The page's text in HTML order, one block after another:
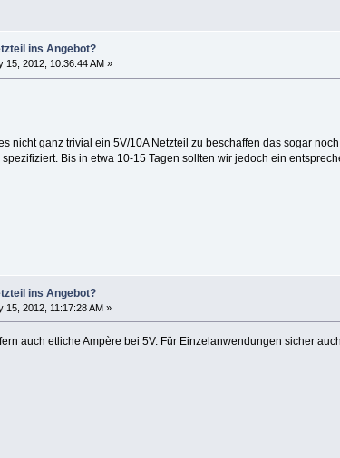
ins Angebot?
15, 2012, 10:36:44 AM »
nicht ganz trivial ein 5V/10A Netzteil zu beschaffen das sogar
Bis in etwa 10-15 Tagen sollten wir jedoch ein
ins Angebot?
15, 2012, 11:17:28 AM »
auch etliche Ampère bei 5V. Für Einzelanwendungen sicher